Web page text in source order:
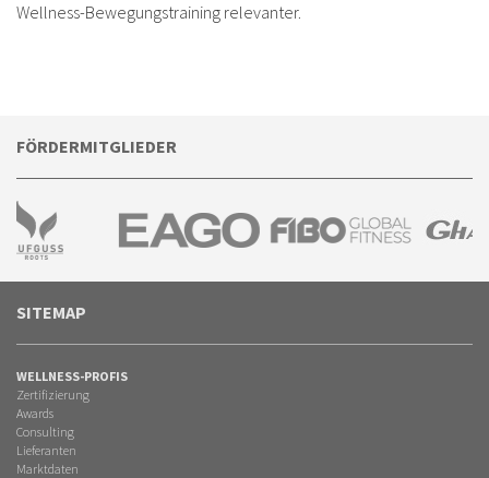
Wellness-Bewegungstraining relevanter.
FÖRDERMITGLIEDER
SITEMAP
WELLNESS-PROFIS
Zertifizierung
Awards
Consulting
Lieferanten
Marktdaten